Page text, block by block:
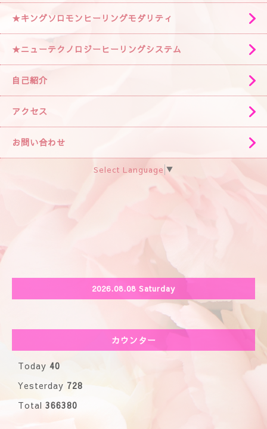
★キングソロモンヒーリングモダリティ
★ニューテクノロジーヒーリングシステム
自己紹介
アクセス
お問い合わせ
Select Language ▼
2026.08.08 Saturday
カウンター
Today 40
Yesterday 728
Total 366380